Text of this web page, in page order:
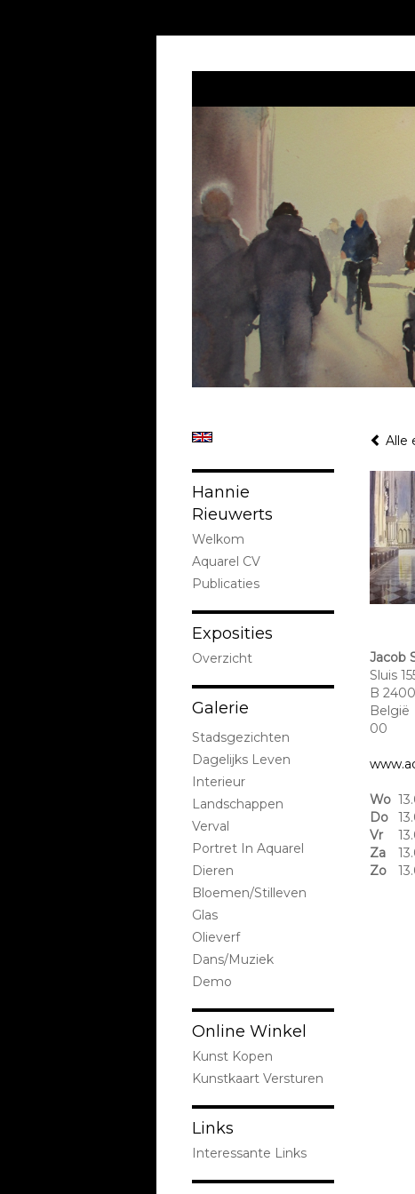
Alle
Jacob
Sluis
B
België
00
Wo
Do
Vr
Za
Zo
Hannie
Rieuwerts
Welkom
Aquarel CV
Publicaties
Exposities
Overzicht
Galerie
Stadsgezichten
Dagelijks Leven
Interieur
Landschappen
Verval
Portret In Aquarel
Dieren
Bloemen/stilleven
Glas
Olieverf
Dans/Muziek
Demo
Online Winkel
Kunst Kopen
Kunstkaart Versturen
Links
Interessante Links